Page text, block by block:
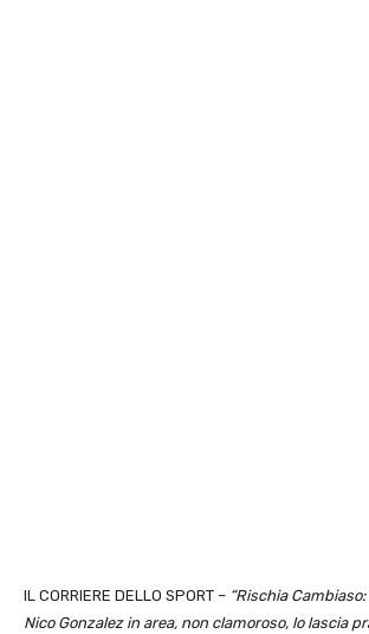
IL CORRIERE DELLO SPORT – “Rischia
Nico Gonzalez in area, non clamoroso, lo lascia